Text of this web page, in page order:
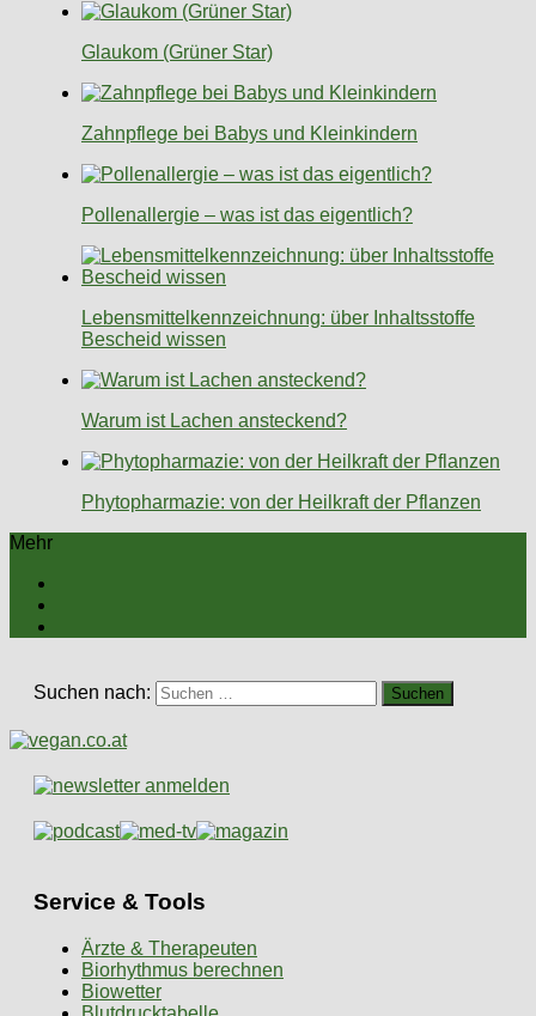
Glaukom (Grüner Star)
Zahnpflege bei Babys und Kleinkindern
Pollenallergie – was ist das eigentlich?
Lebensmittelkennzeichnung: über Inhaltsstoffe
Bescheid wissen
Warum ist Lachen ansteckend?
Phytopharmazie: von der Heilkraft der Pflanzen
Mehr
Suchen nach:
Service & Tools
Ärzte & Therapeuten
Biorhythmus berechnen
Biowetter